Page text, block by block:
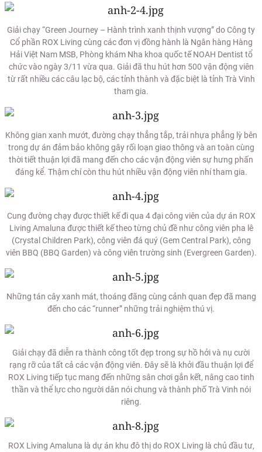
Giải chạy “Green Journey – Hành trình xanh thịnh vượng” do Công ty
Cổ phần ROX Living cùng các đơn vị đồng hành là Ngân hàng Hàng
Hải Việt Nam MSB, Phòng khám Nha khoa quốc tế NOAH Dentist tổ
chức vào ngày 3/11 vừa qua. Giải đã thu hút hơn 500 vận động viên
từ rất nhiều các câu lạc bộ, các tỉnh thành và đặc biệt là tỉnh Trà Vinh
tham gia.
Không gian xanh mướt, đường chạy thẳng tắp, trải nhựa phẳng lỳ bên
trong dự án đảm bảo không gây rối loạn giao thông và an toàn cùng
thời tiết thuận lợi đã mang đến cho các vận động viên sự hưng phấn
đáng kể. Thậm chí còn thu hút nhiều vận động viên nhí tham gia.
Cung đường chạy được thiết kế đi qua 4 đại công viên của dự án ROX
Living Amaluna được thiết kế theo từng chủ đề như công viên pha lê
(Crystal Children Park), công viên đá quý (Gem Central Park), công
viên BBQ (BBQ Garden) và công viên trường sinh (Evergreen Garden).
Những tán cây xanh mát, thoáng đãng cùng cảnh quan đẹp đã mang
đến cho các “runner” những trải nghiệm thú vị.
Giải chạy đã diễn ra thành công tốt đẹp trong sự hồ hởi và nụ cười
rạng rỡ của tất cả các vận động viên. Đây sẽ là khởi đầu thuận lợi để
ROX Living tiếp tục mang đến những sân chơi gắn kết, nâng cao tinh
thần và thể lực cho người dân nói chung và thành phố Trà Vinh nói
riêng.
ROX Living Amaluna là dự án khu đô thị do ROX Living là chủ đầu tư,